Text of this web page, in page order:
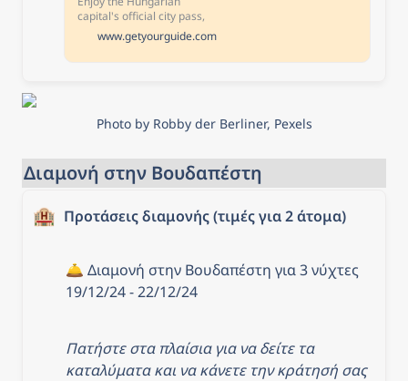
capital's official city pass,
the key to the city. Benefit
from a range of discounts,
free entries to attractions,
24 hours in advance to
receive a full refund
Keep your travel plans
flexible - book your spot
www.getyourguide.com
Photo by Robby der Berliner, Pexels
Διαμονή στην Βουδαπέστη
🏨 Προτάσεις διαμονής (τιμές για 2 άτομα)
🛎️ Διαμονή στην Βουδαπέστη για 3 νύχτες
19/12/24 - 22/12/24
Πατήστε στα πλαίσια για να δείτε τα
καταλύματα και να κάνετε την κράτησή σας